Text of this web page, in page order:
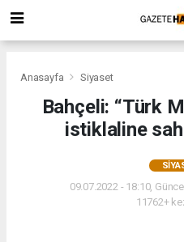
Anasayfa Siyaset
Bahçeli: “Türk
istiklaline
09.07.2022 - 18:10,
11762+